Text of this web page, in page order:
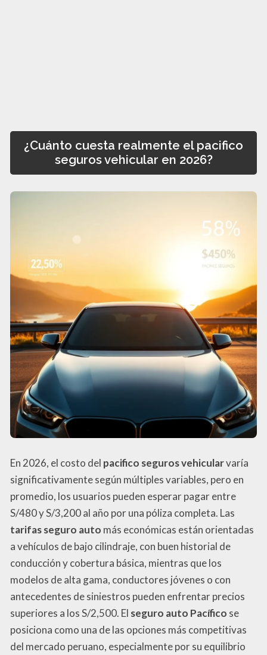
¿Cuánto cuesta realmente el pacifico
seguros vehicular en 2026?
En 2026, el costo del pacifico seguros vehicularvaría
significativamente según múltiples variables, pero en
promedio, los usuarios pueden esperar pagar entre
S/480 y S/3,200 al año por una póliza completa. Las
tarifas seguro auto más económicas están orientadas
a vehículos de bajo cilindraje, con buen historial de
conducción y cobertura básica, mientras que los
modelos de alta gama, conductores jóvenes o con
antecedentes de siniestros pueden enfrentar precios
superiores a los S/2,500. El seguro auto Pacífico se
posiciona como una de las opciones más competitivas
del mercado peruano, especialmente por su equilibrio